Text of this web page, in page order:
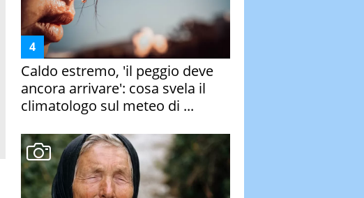
Caldo estremo, 'il peggio deve
ancora arrivare': cosa svela il
climatologo sul meteo di ...